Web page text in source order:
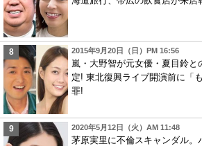
2015年9月20日（日）PM 16:56
嵐・大野智が元女優・夏目鈴
定! 東北復興ライブ開演前に「
罪!
2020年5月12日（火）AM 11:48
茅原実里に不倫スキャンダル。